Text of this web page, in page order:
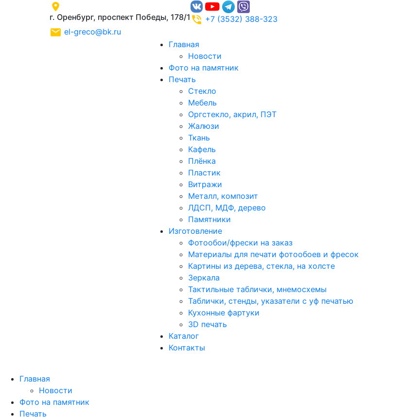
г. Оренбург, проспект Победы, 178/1
el-greco@bk.ru
+7 (3532) 388-323
Главная
Новости
Фото на памятник
Печать
Стекло
Мебель
Оргстекло, акрил, ПЭТ
Жалюзи
Ткань
Кафель
Плёнка
Пластик
Витражи
Металл, композит
ЛДСП, МДФ, дерево
Памятники
Изготовление
Фотообои/фрески на заказ
Материалы для печати фотообоев и фресок
Картины из дерева, стекла, на холсте
Зеркала
Тактильные таблички, мнемосхемы
Таблички, стенды, указатели с уф печатью
Кухонные фартуки
3D печать
Каталог
Контакты
Главная
Новости
Фото на памятник
Печать